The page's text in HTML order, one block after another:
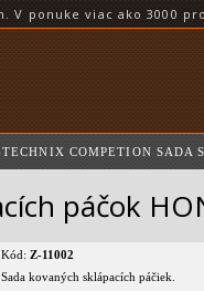
V ponuke viac ako 3000
COMPETION SADA
páčok
Kód: Z-11002
Sada kovaných sklápacích páčiek.